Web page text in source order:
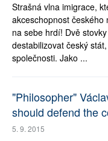
Strašná vlna imigrace,
akceschopnost
na sebe hrdí! Dvě
destabilizovat český
společnosti. Jako ...
"Philosopher"
should defend the
5. 9. 2015